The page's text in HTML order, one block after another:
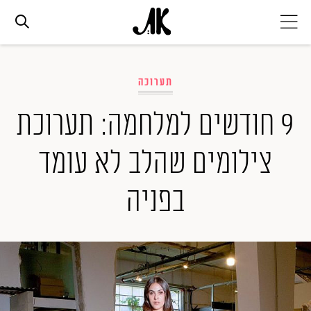
אופנה
ביוטי
סלבס
ערוצים נוספים
המגזין
תערוכה
9 חודשים למלחמה: תערוכת
צילומים שהלב לא עומד
בפניה